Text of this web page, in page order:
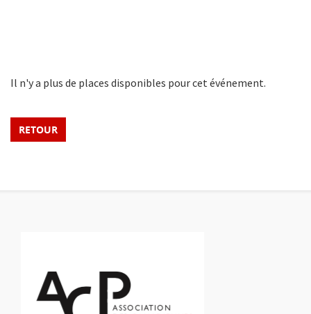
Il n'y a plus de places disponibles pour cet événement.
RETOUR